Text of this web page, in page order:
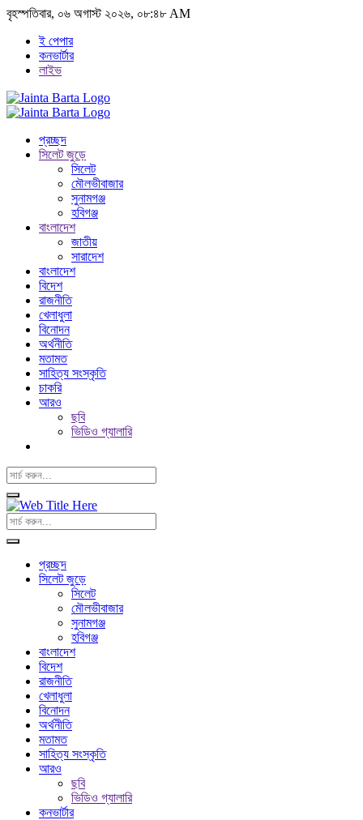
বৃহস্পতিবার, ০৬ অগাস্ট ২০২৬, ০৮:৪৮ AM
ই পেপার
কনভার্টার
লাইভ
প্রচ্ছদ
সিলেট জুড়ে
সিলেট
মৌলভীবাজার
সুনামগঞ্জ
হবিগঞ্জ
বাংলাদেশ
জাতীয়
সারাদেশ
বাংলাদেশ
বিদেশ
রাজনীতি
খেলাধুলা
বিনোদন
অর্থনীতি
মতামত
সাহিত্য সংস্কৃতি
চাকরি
আরও
ছবি
ভিডিও গ্যালারি
প্রচ্ছদ
সিলেট জুড়ে
সিলেট
মৌলভীবাজার
সুনামগঞ্জ
হবিগঞ্জ
বাংলাদেশ
বিদেশ
রাজনীতি
খেলাধুলা
বিনোদন
অর্থনীতি
মতামত
সাহিত্য সংস্কৃতি
আরও
ছবি
ভিডিও গ্যালারি
কনভার্টার